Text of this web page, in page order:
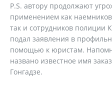
P.S. автору продолжают
применением как
так и сотрудников полиции
подал заявления в
помощью к юристам.
названо известное имя
Гонгадзе.